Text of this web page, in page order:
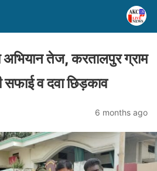
तेज, करतालपुर ग्राम
सफाई व दवा छिड़काव
6 months ago